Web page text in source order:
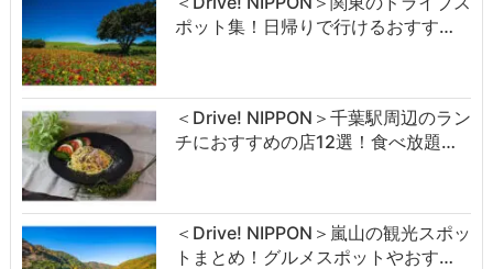
ポット集！日帰りで行けるおすす…
＜Drive! NIPPON＞千葉駅周辺のラン
チにおすすめの店12選！食べ放題…
＜Drive! NIPPON＞嵐山の観光スポッ
トまとめ！グルメスポットやおす…